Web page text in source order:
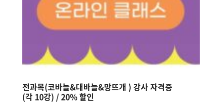
전과목(코바늘&대바늘&망뜨개 ) 강사 자격증
(각 10강) / 20% 할인